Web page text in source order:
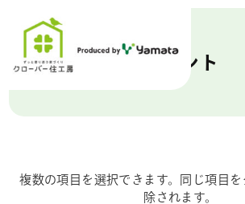
イベント
複数の項目を選択できます。同じ項目
除されます。